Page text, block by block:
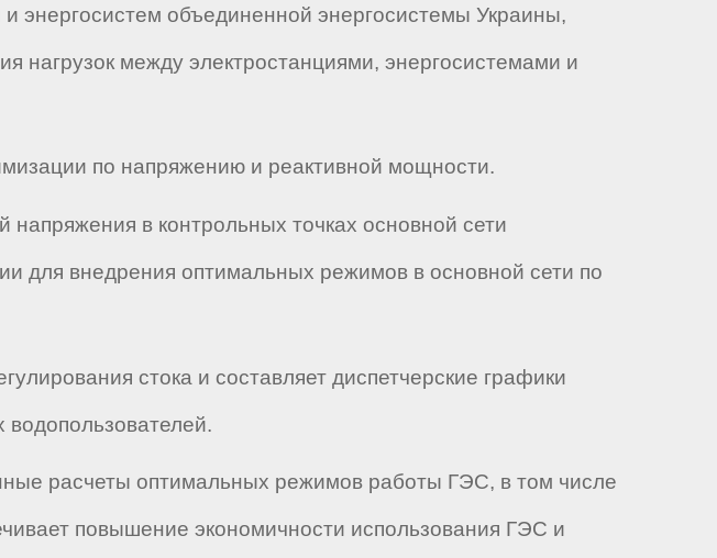
энергосистем объединенной энергосистемы Украины,
нагрузок между электростанциями, энергосистемами и
по напряжению и реактивной мощности.
в контрольных точках основной сети
для внедрения оптимальных режимов в основной сети по
стока и составляет диспетчерские графики
расчеты оптимальных режимов работы ГЭС, в том числе
повышение экономичности использования ГЭС и